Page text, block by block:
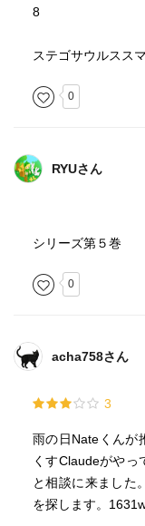
8
ステゴサウルスス
0
RYUさん
シリーズ第５巻
0
acha758さん
3
雨の日Nateくんが
くすClaudeがやっ
と相談に来ました
を探します。